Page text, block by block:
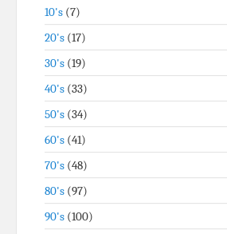
10's (7)
20's (17)
30's (19)
40's (33)
50's (34)
60's (41)
70's (48)
80's (97)
90's (100)